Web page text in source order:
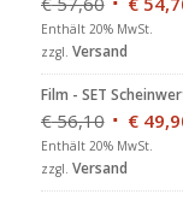
Enthält 20% MwSt.
zzgl. Versand
Film - SET
€56,10 €
Enthält 20% MwSt.
zzgl. Versand